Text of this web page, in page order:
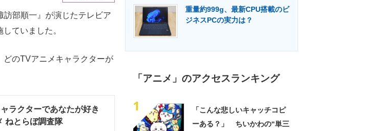
部順一』が演じたテレビア
ていました。
のTVアニメキャラクターが
ラクターであなたが好き
ねとらぼ調査隊
重量約999g、最新CPU搭載のビ
ジネスPCの実力は？
「アニメ」のアクセスランキング
1
「こんな悲しいキャッチコピ
ーある？」 ちいかわの“単三